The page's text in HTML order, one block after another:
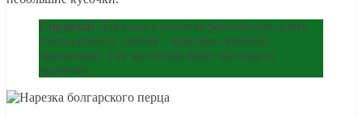
Справка! Для такого рецепта рекомендую взять
плоды разных цветов – красные, зеленые,
оранжевые. Так заготовка будет выглядеть
приятнее.